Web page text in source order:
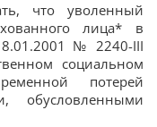
что уволенный
лица* в
№ 2240-III
социальном
потерей
обусловленными